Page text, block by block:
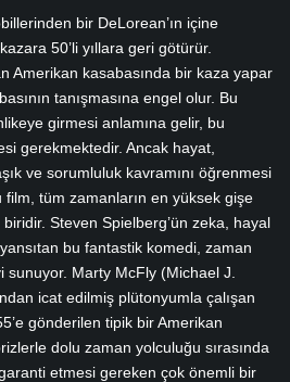
bir DeLorean’ın içine
50’li yıllara geri götürür.
Amerikan kasabasında bir kaza yapar
tanışmasına engel olur. Bu
girmesi anlamına gelir, bu
gerekmektedir. Ancak hayat,
ve sorumluluk kavramını öğrenmesi
tüm zamanların en yüksek gişe
Steven Spielberg’ün zeka, hayal
yansıtan bu fantastik komedi, zaman
sunuyor. Marty McFly (Michael J.
icat edilmiş plütonyumla çalışan
gönderilen tipik bir Amerikan
dolu zaman yolculuğu sırasında
etmesi gereken çok önemli bir